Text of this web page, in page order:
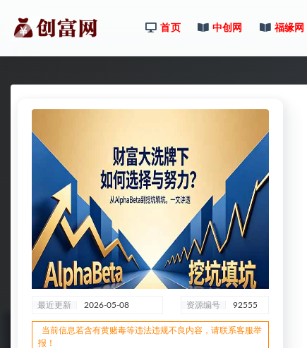
首页 中创网 福缘网
最近更新 2026-05-08 资源编号 92555
当前信息若含有黄赌毒等违法违规不良内容，请联系客服举
报！